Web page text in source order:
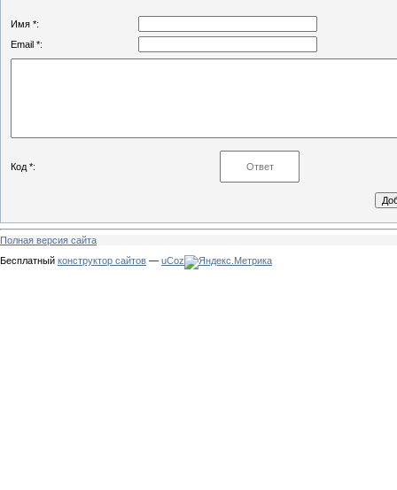
Имя *:
Email *:
Код *:
Полная версия сайта
Бесплатный конструктор сайтов — uCoz